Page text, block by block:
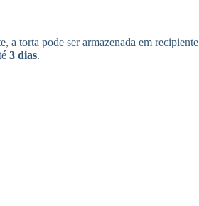
a torta pode ser armazenada em recipiente
3 dias.